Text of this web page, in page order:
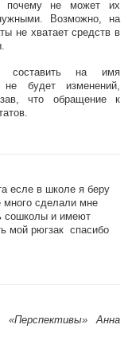
почему не может их
Возможно, на
не хватает средств в
составить на имя
будет изменений,
что обращение к
есле в школе я беру
много сделали мне
сошколы и имеют
мой рюгзак спасибо
Анна